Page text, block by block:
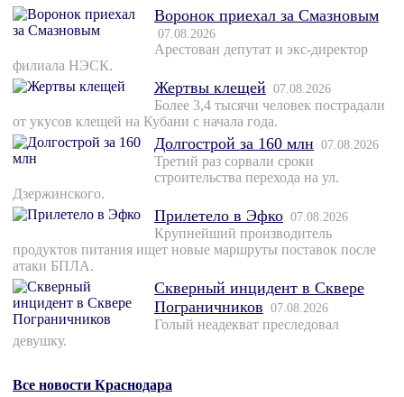
Воронок приехал за Смазновым
07.08.2026
Арестован депутат и экс-директор
филиала НЭСК.
Жертвы клещей 07.08.2026
Более 3,4 тысячи человек пострадали
от укусов клещей на Кубани с начала года.
Долгострой за 160 млн 07.08.2026
Третий раз сорвали сроки
строительства перехода на ул.
Дзержинского.
Прилетело в Эфко 07.08.2026
Крупнейший производитель
продуктов питания ищет новые маршруты поставок после
атаки БПЛА.
Скверный инцидент в Сквере
Пограничников 07.08.2026
Голый неадекват преследовал
девушку.
Все новости Краснодара